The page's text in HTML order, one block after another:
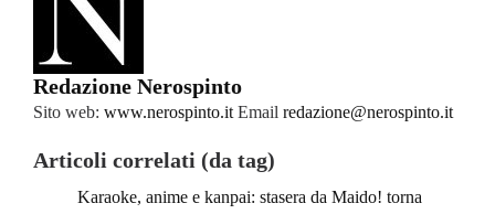
Redazione Nerospinto
Sito web: www.nerospinto.it Email redazione@nerospinto.it
Articoli correlati (da tag)
Karaoke, anime e kanpai: stasera da Maido! torna